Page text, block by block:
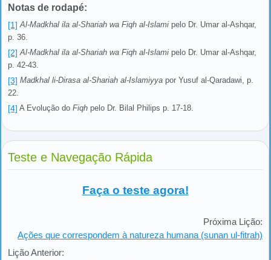
Notas de rodapé:
[1] Al-Madkhal ila al-Shariah wa Fiqh al-Islami pelo Dr. Umar al-Ashqar,
p. 36.
[2] Al-Madkhal ila al-Shariah wa Fiqh al-Islami pelo Dr. Umar al-Ashqar,
p. 42-43.
[3] Madkhal li-Dirasa al-Shariah al-Islamiyya por Yusuf al-Qaradawi, p.
22.
[4] A Evolução do Fiqh pelo Dr. Bilal Philips p. 17-18.
Teste e Navegação Rápida
Faça o teste agora!
Lição Anterior:
Próxima Lição:
Ações que correspondem à natureza humana (sunan ul-fitrah)